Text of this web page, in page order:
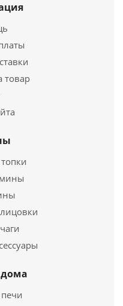
Уралочка 20
клик
товар